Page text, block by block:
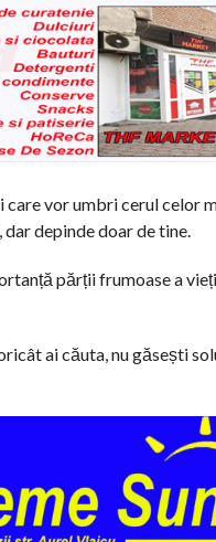
care vor umbri cerul celor
depinde doar de tine.
părții frumoase a
ai căuta, nu găsești